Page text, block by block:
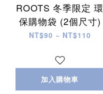
ROOTS 冬季限定 環
保購物袋 (2個尺寸)
NT$90 ~ NT$110
加入購物車